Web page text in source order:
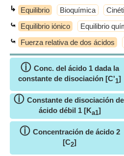
↳ Equilibrio Bioquímica
⤿ Equilibrio iónico Equilibrio
⤿ Fuerza relativa de dos ácidos
ⓘ Conc. del ácido 1 dada la
constante de disociación [C'1]
ⓘ Constante de disociación
ácido débil 1 [Ka1]
ⓘ Concentración de ácido 2
[C2]